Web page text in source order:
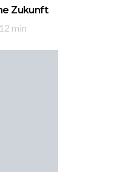
Zukunft
12 min